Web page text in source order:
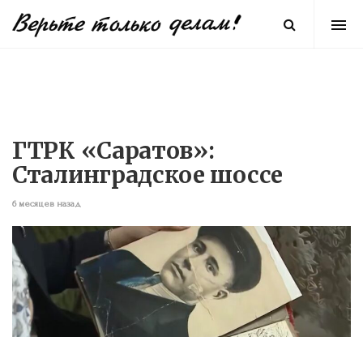
ГТРК «Саратов»:
Сталинградское шоссе
6 месяцев назад